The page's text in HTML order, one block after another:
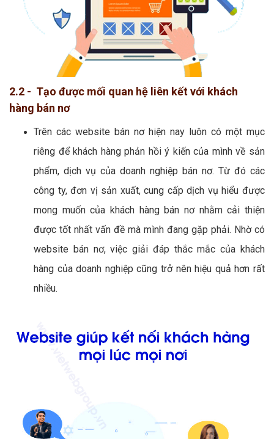
2.2 - Tạo được mối quan hệ liên kết với khách
hàng bán nơ
Trên các website bán nơ hiện nay luôn có một mục
riêng để khách hàng phản hồi ý kiến của mình về sản
phẩm, dịch vụ của doanh nghiệp bán nơ. Từ đó các
công ty, đơn vị sản xuất, cung cấp dịch vụ hiểu được
mong muốn của khách hàng bán nơ nhằm cải thiện
được tốt nhất vấn đề mà mình đang gặp phải. Nhờ có
website bán nơ, việc giải đáp thắc mắc của khách
hàng của doanh nghiệp cũng trở nên hiệu quả hơn rất
nhiều.